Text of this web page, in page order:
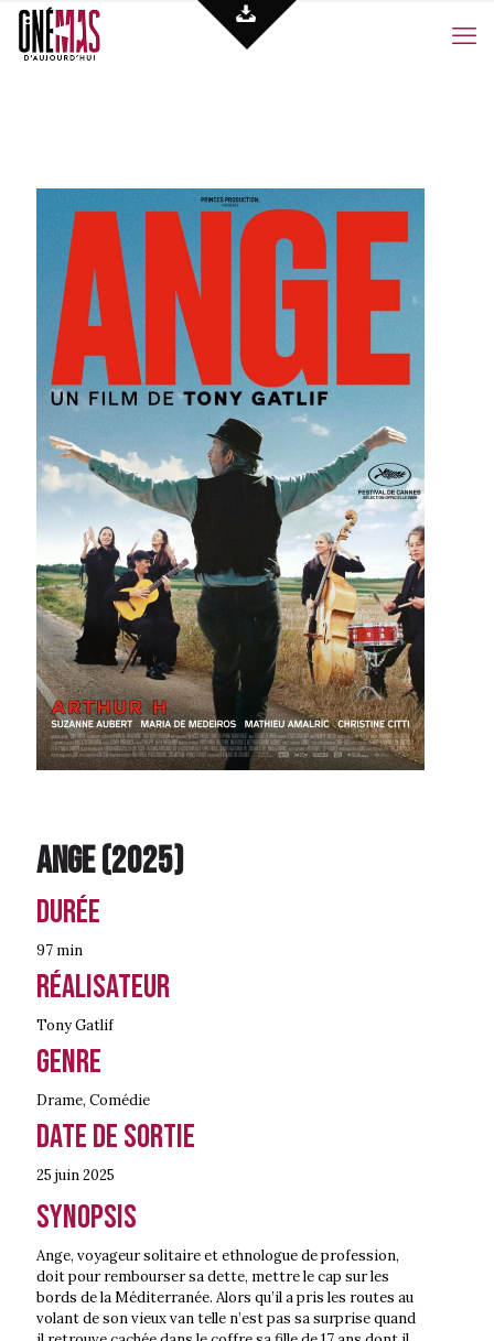
Ange(2025)
Durée
97 min
Réalisateur
Tony Gatlif
Genre
Drame, Comédie
Date de sortie
25 juin2025
Synopsis
Ange, voyageur solitaire et ethnologue de profession,
doit pour rembourser sa dette, mettre le cap sur les
bords de la Méditerranée. Alors qu’il a pris les routes au
volant de son vieux van telle n’est pas sa surprise quand